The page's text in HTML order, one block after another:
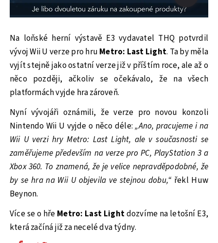
Na loňské herní výstavě E3 vydavatel THQ potvrdil
vývoj Wii U verze pro hru Metro: Last Light. Ta by měla
vyjít stejně jako ostatní verze již v příštím roce, ale až o
něco později, ačkoliv se očekávalo, že na všech
platformách vyjde hra zároveň.
Nyní vývojáři oznámili, že verze pro novou konzoli
Nintendo Wii U vyjde o něco déle:„Ano, pracujeme i na
Wii U verzi hry Metro: Last Light, ale v současnosti se
zaměřujeme především na verze pro PC, PlayStation 3 a
Xbox 360. To znamená, že je velice nepravděpodobné, že
by se hra na Wii U objevila ve stejnou dobu,“ řekl Huw
Beynon.
Více se o hře Metro: Last Lightdozvíme na letošní E3,
která začíná již za necelé dva týdny.